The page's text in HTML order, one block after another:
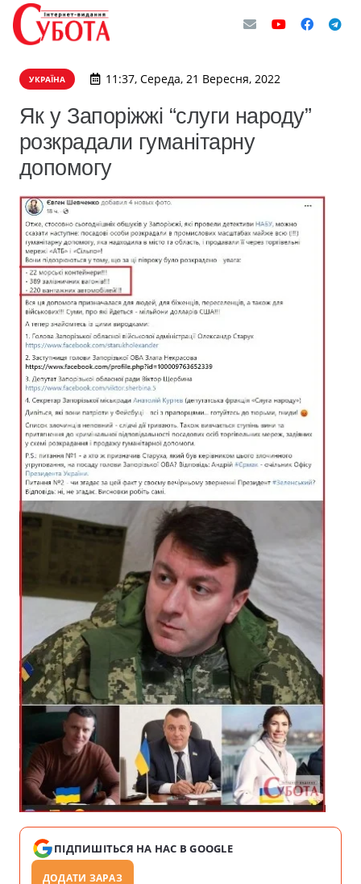
УКРАЇНА 11:37, Середа, 21 Вересня, 2022
Як у Запоріжжі “слуги народу”
розкрадали гуманітарну
допомогу
ПІДПИШІТЬСЯ НА НАС В GOOGLE
ДОДАТИ ЗАРАЗ